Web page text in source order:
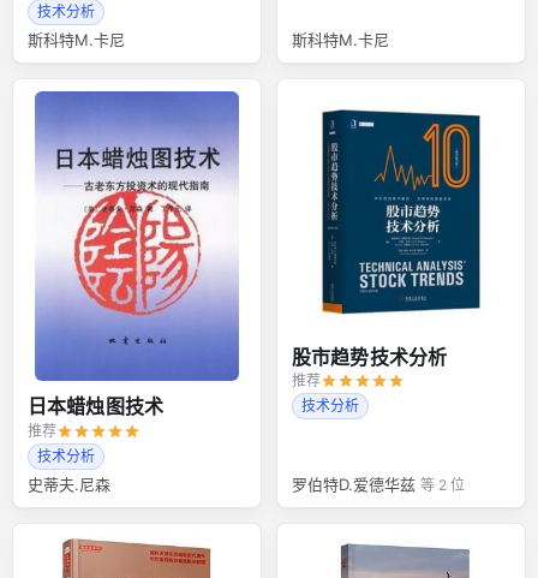
技术分析
斯科特M.卡尼 斯科特M.卡尼
日本蜡烛图技术
推荐
技术分析
史蒂夫.尼森
股市趋势技术分析
推荐
技术分析
罗伯特D.爱德华兹 等 2 位